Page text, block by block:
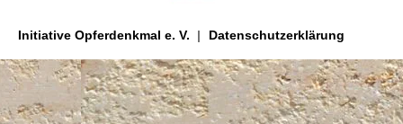
Initiative Opferdenkmal e. V. Datenschutzerklärung